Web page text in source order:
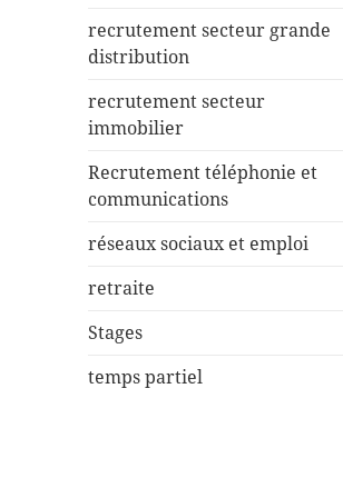
recrutement secteur grande
distribution
recrutement secteur
immobilier
Recrutement téléphonie et
communications
réseaux sociaux et emploi
retraite
Stages
temps partiel